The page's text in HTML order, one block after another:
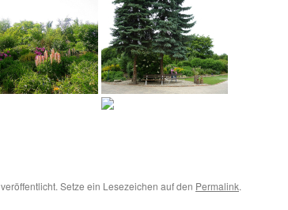
veröffentlicht. Setze ein Lesezeichen auf den Permalink.